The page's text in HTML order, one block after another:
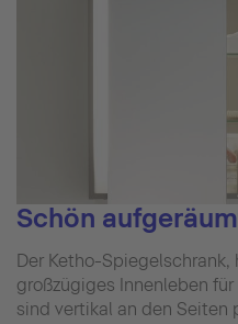
Schön
Der Ketho-
großzügiges Innenleben
sind vertikal an den Seiten